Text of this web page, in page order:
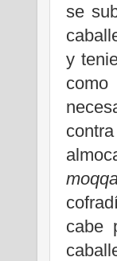
se
y
como
cabe